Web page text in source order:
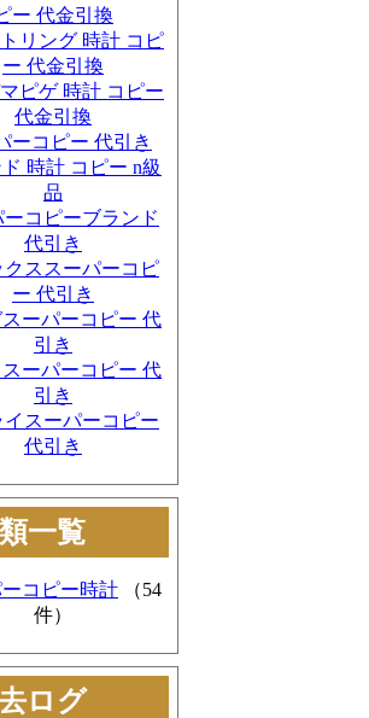
ー 代金引換
リング 時計 コピ
ー 代金引換
ピゲ 時計 コピー
代金引換
ーコピー 代引き
時計 コピー n級
品
ーコピーブランド
代引き
クススーパーコピ
ー 代引き
ーパーコピー 代
引き
ーパーコピー 代
引き
イスーパーコピー
代引き
一覧
コピー時計 （54
件）
ログ